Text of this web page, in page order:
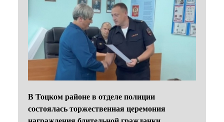
В Тоцком районе в отделе полиции
состоялась торжественная церемония